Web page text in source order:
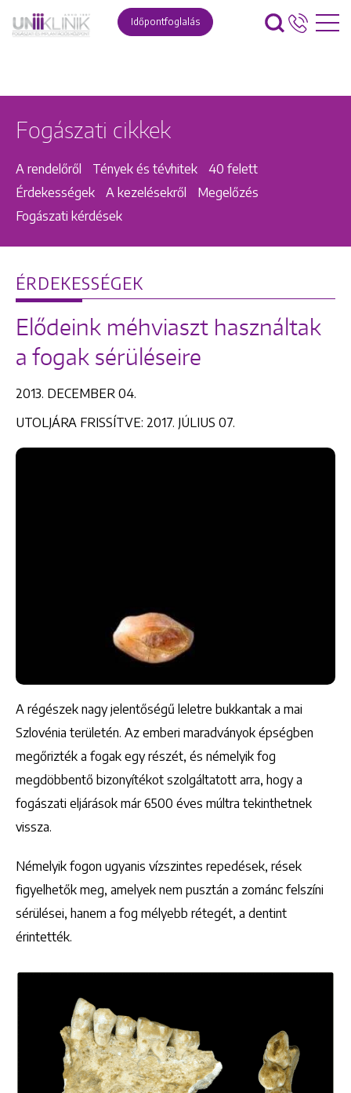
Időpontfoglalás
Fogászati cikkek
A rendelőről Tények és tévhitek
40 felett
Érdekességek
A kezelésekről
Megelőzés
Fogászati kérdések
ÉRDEKESSÉGEK
Elődeink méhviaszt használtak
a fogak sérüléseire
2013. DECEMBER 04.
UTOLJÁRA FRISSÍTVE: 2017. JÚLIUS 07.
A régészek nagy jelentőségű leletre bukkantak a mai
Szlovénia területén. Az emberi maradványok épségben
megőrizték a fogak egy részét, és némelyik fog
megdöbbentő bizonyítékot szolgáltatott arra, hogy a
fogászati eljárások már 6500 éves múltra tekinthetnek
vissza.
Némelyik fogon ugyanis vízszintes repedések, rések
figyelhetők meg, amelyek nem pusztán a zománc felszíni
sérülései, hanem a fog mélyebb rétegét, a dentint
érintették.